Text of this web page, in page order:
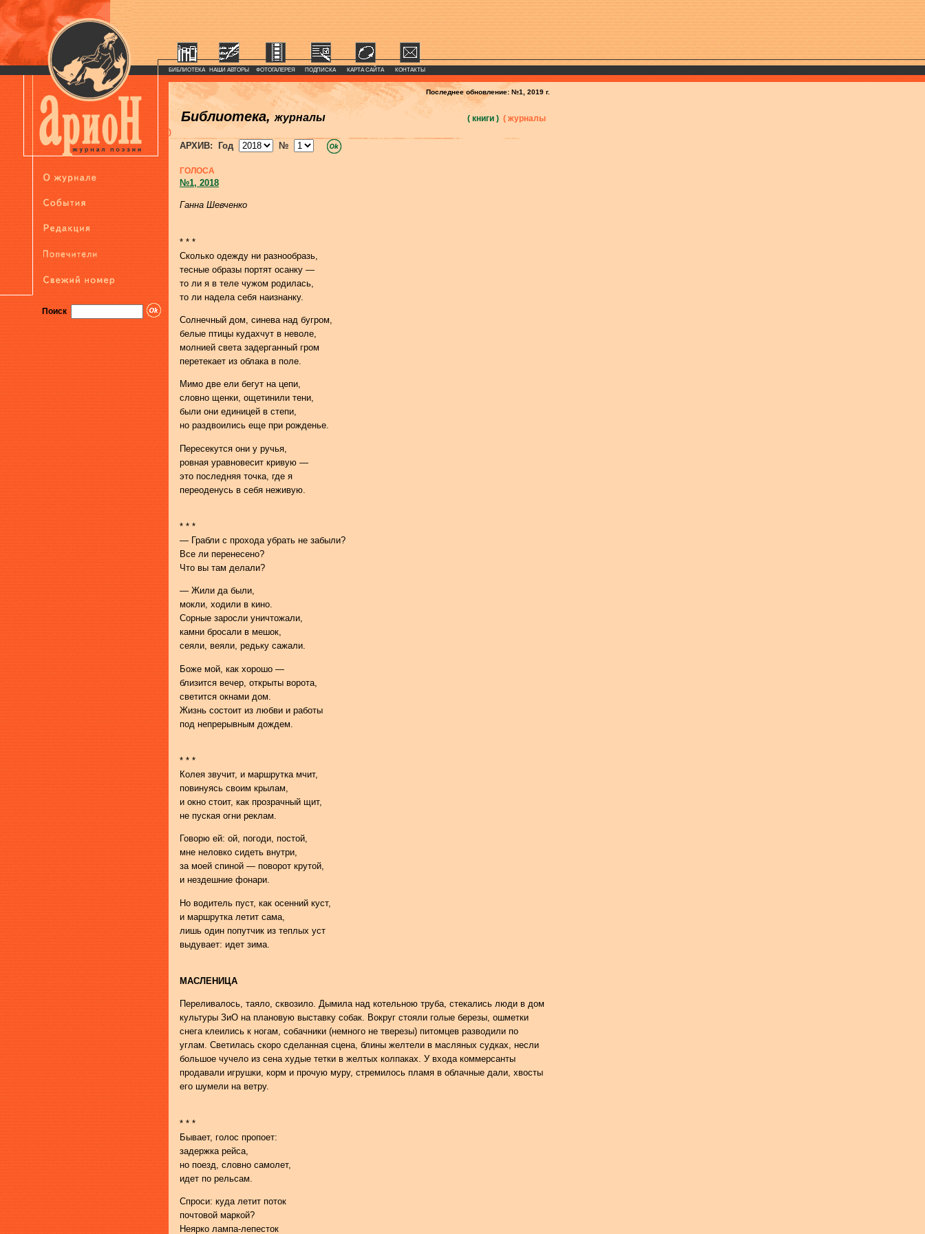
Поиск
БИБЛИОТЕКА НАШИ АВТОРЫ ФОТОГАЛЕРЕЯ ПОДПИСКА КАРТА САЙТА КОНТАКТЫ
Последнее обновление: №1, 2019 г.
Библиотека, журналы ( книги ) ( журналы
)
АРХИВ: Год №
ГОЛОСА
№1, 2018
Ганна Шевченко
* * *
Сколько одежду ни разнообразь,
тесные образы портят осанку —
то ли я в теле чужом родилась,
то ли надела себя наизнанку.
Солнечный дом, синева над бугром,
белые птицы кудахчут в неволе,
молнией света задерганный гром
перетекает из облака в поле.
Мимо две ели бегут на цепи,
словно щенки, ощетинили тени,
были они единицей в степи,
но раздвоились еще при рожденье.
Пересекутся они у ручья,
ровная уравновесит кривую —
это последняя точка, где я
переоденусь в себя неживую.
* * *
— Грабли с прохода убрать не забыли?
Все ли перенесено?
Что вы там делали?
— Жили да были,
мокли, ходили в кино.
Сорные заросли уничтожали,
камни бросали в мешок,
сеяли, веяли, редьку сажали.
Боже мой, как хорошо —
близится вечер, открыты ворота,
светится окнами дом.
Жизнь состоит из любви и работы
под непрерывным дождем.
* * *
Колея звучит, и маршрутка мчит,
повинуясь своим крылам,
и окно стоит, как прозрачный щит,
не пуская огни реклам.
Говорю ей: ой, погоди, постой,
мне неловко сидеть внутри,
за моей спиной — поворот крутой,
и нездешние фонари.
Но водитель пуст, как осенний куст,
и маршрутка летит сама,
лишь один попутчик из теплых уст
выдувает: идет зима.
МАСЛЕНИЦА
Переливалось, таяло, сквозило. Дымила над котельною труба, стекались люди в дом
культуры ЗиО на плановую выставку собак. Вокруг стояли голые березы, ошметки
снега клеились к ногам, собачники (немного не тверезы) питомцев разводили по
углам. Светилась скоро сделанная сцена, блины желтели в масляных судках, несли
большое чучело из сена худые тетки в желтых колпаках. У входа коммерсанты
продавали игрушки, корм и прочую муру, стремилось пламя в облачные дали, хвосты
его шумели на ветру.
* * *
Бывает, голос пропоет:
задержка рейса,
но поезд, словно самолет,
идет по рельсам.
Спроси: куда летит поток
почтовой маркой?
Неярко лампа-лепесток